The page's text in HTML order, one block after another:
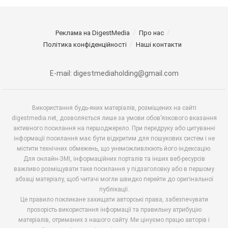
Реклама на DigestMedia
Про нас
Політика конфіденційності
Наші контакти
E-mail: digestmediaholding@gmail.com
Використання будь-яких матеріалів, розміщених на сайті
digestmedia.net, дозволяється лише за умови обов’язкового вказання
активного посилання на першоджерело. При передруку або цитуванні
інформації посилання має бути відкритим для пошукових систем і не
містити технічних обмежень, що унеможливлюють його індексацію.
Для онлайн-ЗМІ, інформаційних порталів та інших веб-ресурсів
важливо розміщувати таке посилання у підзаголовку або в першому
абзаці матеріалу, щоб читачі могли швидко перейти до оригінальної
публікації.
Це правило покликане захищати авторські права, забезпечувати
прозорість використання інформації та правильну атрибуцію
матеріалів, отриманих з нашого сайту. Ми цінуємо працю авторів і